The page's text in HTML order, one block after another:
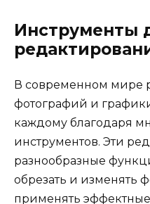
Инструменты
В современном мире
фотографий и
каждому благодаря
инструментов. Эти
разнообразные
обрезать и изменять
применять